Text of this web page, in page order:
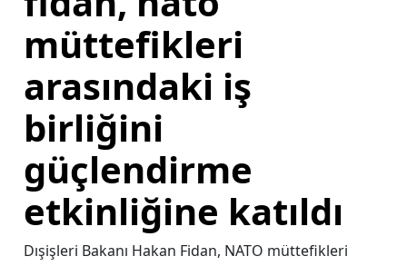
müttefikleri
arasındaki iş
birliğini
güçlendirme
etkinliğine katıldı
Dışişleri Bakanı Hakan Fidan, NATO müttefikleri